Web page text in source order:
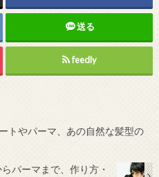
送る
feedly
トやパーマ、あの自然な髪型の
パーマまで、作り方・